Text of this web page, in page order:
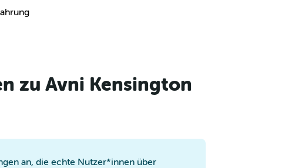
zu Avni Kensington
an, die echte Nutzer*innen über